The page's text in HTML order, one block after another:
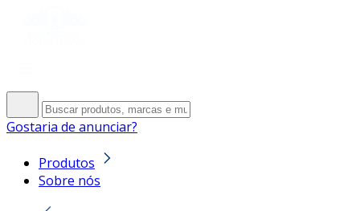
Gostaria de anunciar?
Produtos
Sobre nós